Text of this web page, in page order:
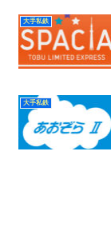
大手私鉄
大手私鉄